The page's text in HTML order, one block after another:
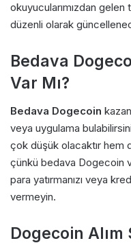
okuyucularımızdan gelen
düzenli olarak
Bedava
Var Mı?
Bedava Dogecoin
veya uygulama
çok düşük olacaktır hem
çünkü bedava Dogecoin
para yatırmanızı veya
vermeyin.
Dogecoin Alım